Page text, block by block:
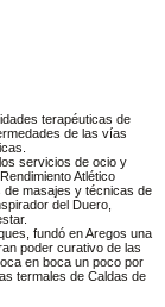
terapéuticas de
de las vías
servicios de ocio y
Atlético
de masajes y técnicas de
del Duero,
fundó en Aregos una
poder curativo de las
en boca un poco por
termales de Caldas de